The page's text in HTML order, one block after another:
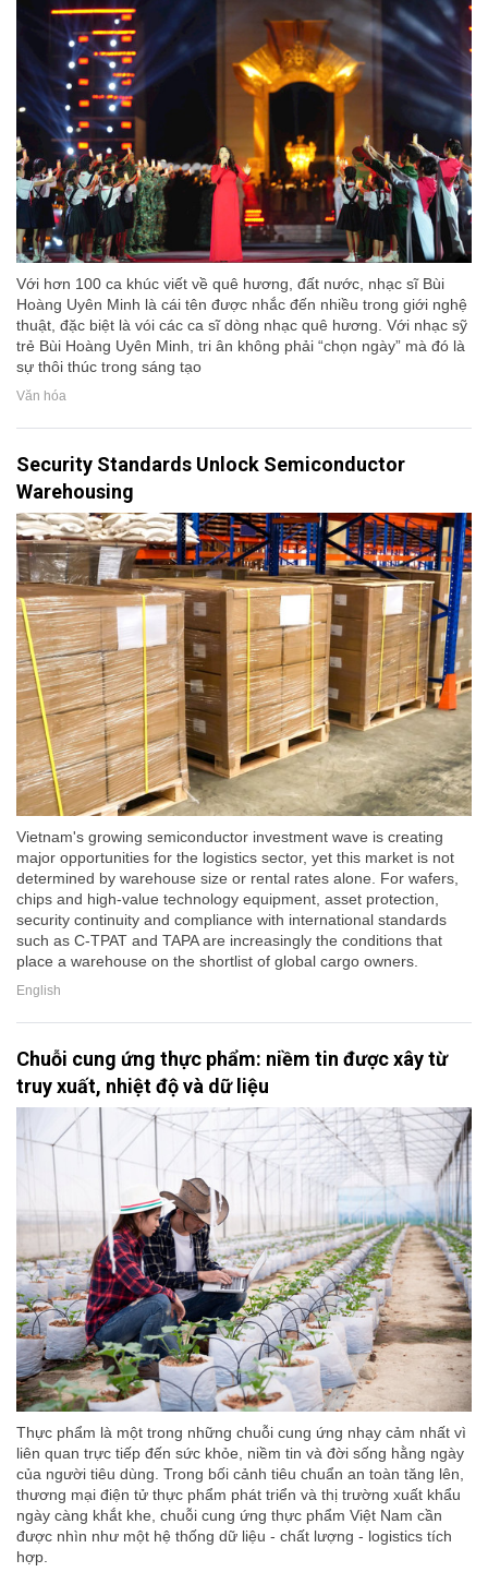
Với hơn 100 ca khúc viết về quê hương, đất nước, nhạc sĩ Bùi
Hoàng Uyên Minh là cái tên được nhắc đến nhiều trong giới nghệ
thuật, đặc biệt là vói các ca sĩ dòng nhạc quê hương. Với nhạc sỹ
trẻ Bùi Hoàng Uyên Minh, tri ân không phải “chọn ngày” mà đó là
sự thôi thúc trong sáng tạo
Văn hóa
Security Standards Unlock Semiconductor
Warehousing
Vietnam's growing semiconductor investment wave is creating
major opportunities for the logistics sector, yet this market is not
determined by warehouse size or rental rates alone. For wafers,
chips and high-value technology equipment, asset protection,
security continuity and compliance with international standards
such as C-TPAT and TAPA are increasingly the conditions that
place a warehouse on the shortlist of global cargo owners.
English
Chuỗi cung ứng thực phẩm: niềm tin được xây từ
truy xuất, nhiệt độ và dữ liệu
Thực phẩm là một trong những chuỗi cung ứng nhạy cảm nhất vì
liên quan trực tiếp đến sức khỏe, niềm tin và đời sống hằng ngày
của người tiêu dùng. Trong bối cảnh tiêu chuẩn an toàn tăng lên,
thương mại điện tử thực phẩm phát triển và thị trường xuất khẩu
ngày càng khắt khe, chuỗi cung ứng thực phẩm Việt Nam cần
được nhìn như một hệ thống dữ liệu - chất lượng - logistics tích
hợp.